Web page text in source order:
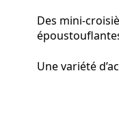
Des mini-
Une variété